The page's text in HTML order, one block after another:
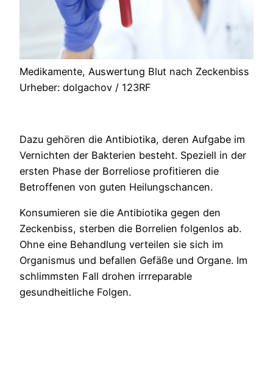
Medikamente, Auswertung Blut nach Zeckenbiss
Urheber: dolgachov / 123RF
Dazu gehören die Antibiotika, deren Aufgabe im
Vernichten der Bakterien besteht. Speziell in der
ersten Phase der Borreliose profitieren die
Betroffenen von guten Heilungschancen.
Konsumieren sie die Antibiotika gegen den
Zeckenbiss, sterben die Borrelien folgenlos ab.
Ohne eine Behandlung verteilen sie sich im
Organismus und befallen Gefäße und Organe. Im
schlimmsten Fall drohen irrreparable
gesundheitliche Folgen.